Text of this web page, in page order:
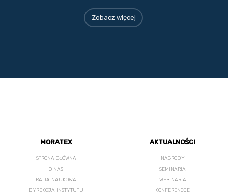
Zobacz więcej
MORATEX
STRONA GŁÓWNA
O NAS
RADA NAUKOWA
DYREKCJA INSTYTUTU
AKTUALNOŚCI
NAGRODY
SEMINARIA
WEBINARIA
KONFERENCJE